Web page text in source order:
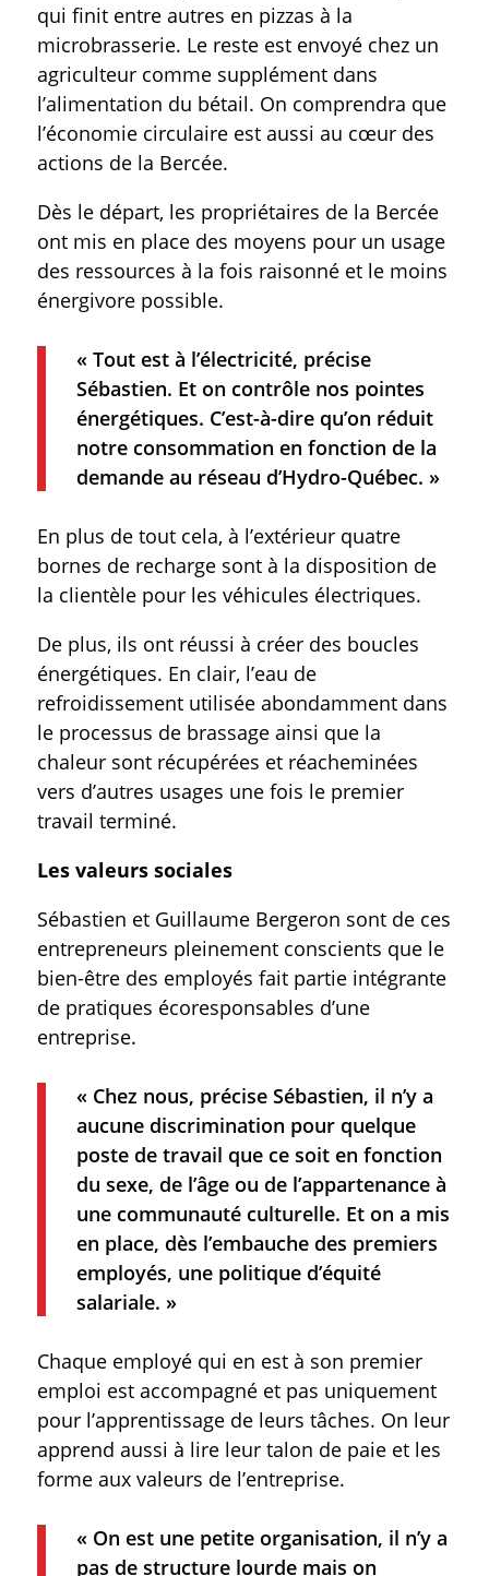
qui finit entre autres en pizzas à la
microbrasserie. Le reste est envoyé chez un
agriculteur comme supplément dans
l’alimentation du bétail. On comprendra que
l’économie circulaire est aussi au cœur des
actions de la Bercée.
Dès le départ, les propriétaires de la Bercée
ont mis en place des moyens pour un usage
des ressources à la fois raisonné et le moins
énergivore possible.
« Tout est à l’électricité, précise
Sébastien. Et on contrôle nos pointes
énergétiques. C’est-à-dire qu’on réduit
notre consommation en fonction de la
demande au réseau d’Hydro-Québec. »
En plus de tout cela, à l’extérieur quatre
bornes de recharge sont à la disposition de
la clientèle pour les véhicules électriques.
De plus, ils ont réussi à créer des boucles
énergétiques. En clair, l’eau de
refroidissement utilisée abondamment dans
le processus de brassage ainsi que la
chaleur sont récupérées et réacheminées
vers d’autres usages une fois le premier
travail terminé.
Les valeurs sociales
Sébastien et Guillaume Bergeron sont de ces
entrepreneurs pleinement conscients que le
bien-être des employés fait partie intégrante
de pratiques écoresponsables d’une
entreprise.
« Chez nous, précise Sébastien, il n’y a
aucune discrimination pour quelque
poste de travail que ce soit en fonction
du sexe, de l’âge ou de l’appartenance à
une communauté culturelle. Et on a mis
en place, dès l’embauche des premiers
employés, une politique d’équité
salariale. »
Chaque employé qui en est à son premier
emploi est accompagné et pas uniquement
pour l’apprentissage de leurs tâches. On leur
apprend aussi à lire leur talon de paie et les
forme aux valeurs de l’entreprise.
« On est une petite organisation, il n’y a
pas de structure lourde mais on